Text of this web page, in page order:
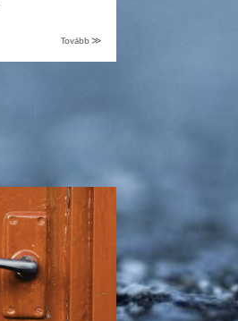
Tovább ≫